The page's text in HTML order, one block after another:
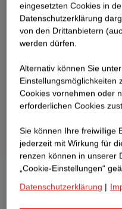
eingesetzten Cookies in
Datenschutzerklärung
von den Drittanbietern
werden dürfen.
Alternativ können Sie
Einstellungsmöglichkeiten
Cookies vornehmen oder
erforderlichen Cookies
Sie können Ihre freiwillige
jederzeit mit Wirkung für
renzen können in unserer
„Cookie-Einstellungen“
Datenschutzerklärung |